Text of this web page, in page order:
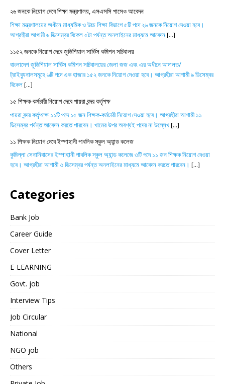
২৬ জনকে নিয়োগ দেবে শিক্ষা মন্ত্রণালয়, এসএসসি পাসেও আবেদন
শিক্ষা মন্ত্রণালয়ের অধীনে মাধ্যমিক ও উচ্চ শিক্ষা বিভাগে ৫টি পদে ২৬ জনকে নিয়োগ দেওয়া হবে।
আগ্রহীরা আগামী ৬ ডিসেম্বর বিকেল ৫টা পর্যন্ত অনলাইনের মাধ্যমে আবেদন[...]
১১৫২ জনকে নিয়োগ দেবে জুডিশিয়াল সার্ভিস কমিশন সচিবালয়
বাংলাদেশ জুডিশিয়াল সার্ভিস কমিশন সচিবালয়ের জেলা জজ এবং এর অধীনে আদালত/
ট্রাইব্যুনালসমূহে ৬টি পদে এক হাজার ১৫২ জনকে নিয়োগ দেওয়া হবে। আগ্রহীরা আগামী ৯ ডিসেম্বর
বিকেল[...]
১৫ শিক্ষক-কর্মচারী নিয়োগ দেবে পায়রা বন্দর কর্তৃপক্ষ
পায়রা বন্দর কর্তৃপক্ষে ১১টি পদে ১৫ জন শিক্ষক-কর্মচারী নিয়োগ দেওয়া হবে। আগ্রহীরা আগামী ১১
ডিসেম্বর পর্যন্ত আবেদন করতে পারবেন। খামের উপর অবশ্যই পদের না উল্লেখ[...]
১১ শিক্ষক নিয়োগ দেবে ইস্পাহানী পাবলিক স্কুল অ্যান্ড কলেজ
কুমিল্লা সেনানিবাসের ইস্পাহানী পাবলিক স্কুল অ্যান্ড কলেজে ৩টি পদে ১১ জন শিক্ষক নিয়োগ দেওয়া
হবে। আগ্রহীরা আগামী ৩ ডিসেম্বর পর্যন্ত অনলাইনের মাধ্যমে আবেদন করতে পারবেন। [...]
Categories
Bank Job
Career Guide
Cover Letter
E-LEARNING
Govt. job
Interview Tips
Job Circular
National
NGO job
Others